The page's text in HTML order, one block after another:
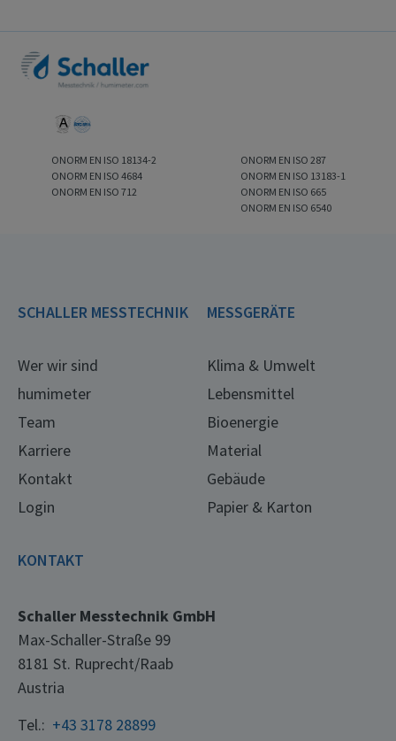
ONORM EN ISO 18134-2
ONORM EN ISO 4684
ONORM EN ISO 712
ONORM EN ISO 287
ONORM EN ISO 13183-1
ONORM EN ISO 665
ONORM EN ISO 6540
SCHALLER MESSTECHNIK
Wer wir sind
humimeter
Team
Karriere
Kontakt
Login
MESSGERÄTE
Klima & Umwelt
Lebensmittel
Bioenergie
Material
Gebäude
Papier & Karton
KONTAKT
Schaller Messtechnik GmbH
Max-Schaller-Straße 99
8181 St. Ruprecht/Raab
Austria
Tel.: +43 3178 28899